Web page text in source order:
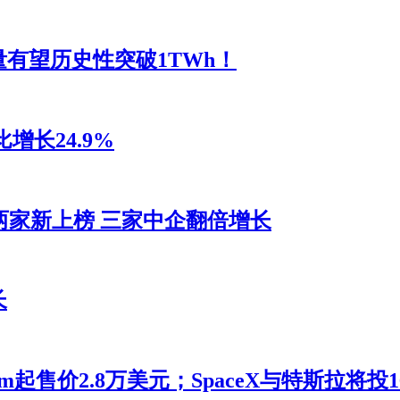
望历史性突破1TWh！
增长24.9%
新上榜 三家中企翻倍增长
售价2.8万美元；SpaceX与特斯拉将